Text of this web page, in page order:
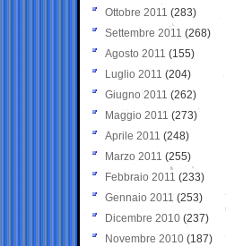
Ottobre 2011 (283)
Settembre 2011 (268)
Agosto 2011 (155)
Luglio 2011 (204)
Giugno 2011 (262)
Maggio 2011 (273)
Aprile 2011 (248)
Marzo 2011 (255)
Febbraio 2011 (233)
Gennaio 2011 (253)
Dicembre 2010 (237)
Novembre 2010 (187)